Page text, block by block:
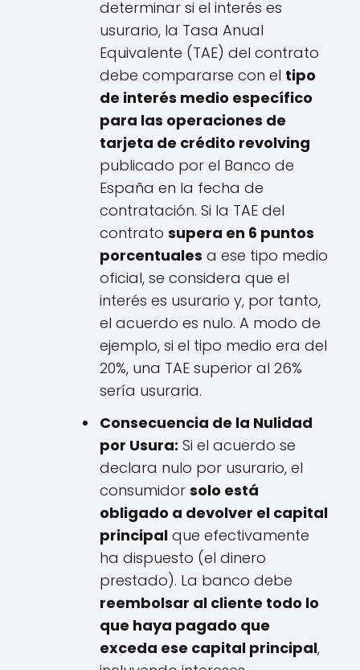
determinar si el interés es
usurario, la Tasa Anual
Equivalente (TAE) del contrato
debe compararse con el tipo
de interés medio específico
para las operaciones de
tarjeta de crédito revolving
publicado por el Banco de
España en la fecha de
contratación. Si la TAE del
contrato supera en 6 puntos
porcentuales a ese tipo medio
oficial, se considera que el
interés es usurario y, por tanto,
el acuerdo es nulo. A modo de
ejemplo, si el tipo medio era del
20%, una TAE superior al 26%
sería usuraria.
Consecuencia de la Nulidad
por Usura: Si el acuerdo se
declara nulo por usurario, el
consumidor solo está
obligado a devolver el capital
principal que efectivamente
ha dispuesto (el dinero
prestado). La banco debe
reembolsar al cliente todo lo
que haya pagado que
exceda ese capital principal,